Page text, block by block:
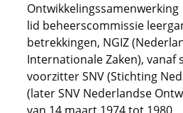
Ontwikkelingssamenwerking
lid beheerscommissie
betrekkingen, NGIZ
Internationale Zaken), vanaf
voorzitter SNV (Stichting
(later SNV Nederlandse